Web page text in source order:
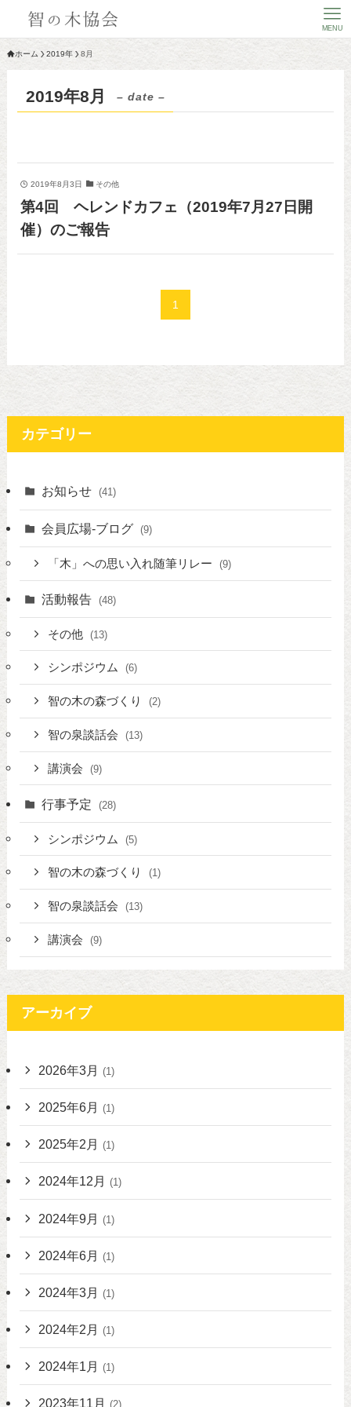
MENU
ホーム 2019年 8月
2019年8月 – date –
2019年8月3日 その他
第4回 ヘレンドカフェ（2019年7月27日開
催）のご報告
1
カテゴリー
お知らせ (41)
会員広場-ブログ (9)
「木」への思い入れ随筆リレー (9)
活動報告 (48)
その他 (13)
シンポジウム (6)
智の木の森づくり (2)
智の泉談話会 (13)
講演会 (9)
行事予定 (28)
シンポジウム (5)
智の木の森づくり (1)
智の泉談話会 (13)
講演会 (9)
アーカイブ
2026年3月 (1)
2025年6月 (1)
2025年2月 (1)
2024年12月 (1)
2024年9月 (1)
2024年6月 (1)
2024年3月 (1)
2024年2月 (1)
2024年1月 (1)
2023年11月 (2)